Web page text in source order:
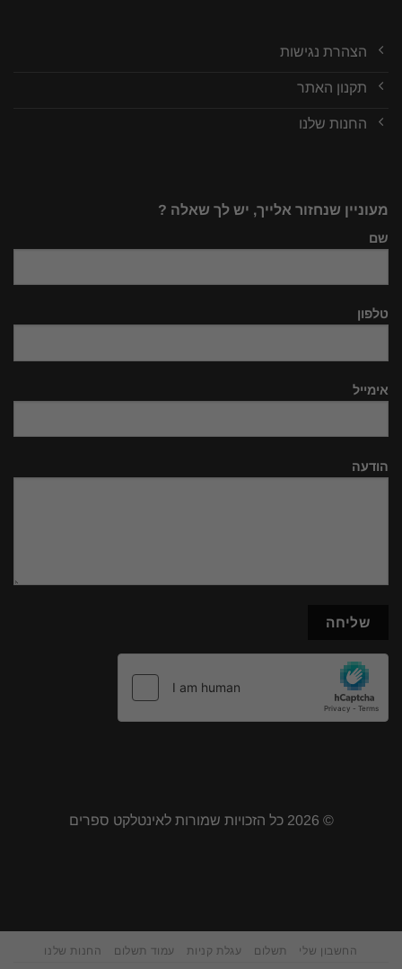
הצהרת נגישות
תקנון האתר
החנות שלנו
מעוניין שנחזור אלייך, יש לך שאלה ?
שם
טלפון
אימייל
הודעה
© 2026 כל הזכויות שמורות לאינטלקט ספרים
החשבון שלי תשלום עגלת קניות עמוד תשלום החנות שלנו